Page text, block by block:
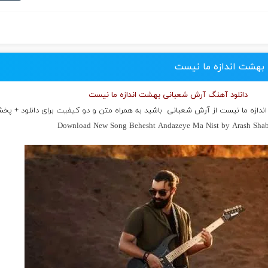
بهشت اندازه ما نیست
دانلود آهنگ آرش شعبانی بهشت اندازه ما نیست
ما نیست ازآرش شعبانی باشید به همراه متن و دو کیفیت برای دانلود +
Download New Song Behesht Andazeye Ma Nist by Arash